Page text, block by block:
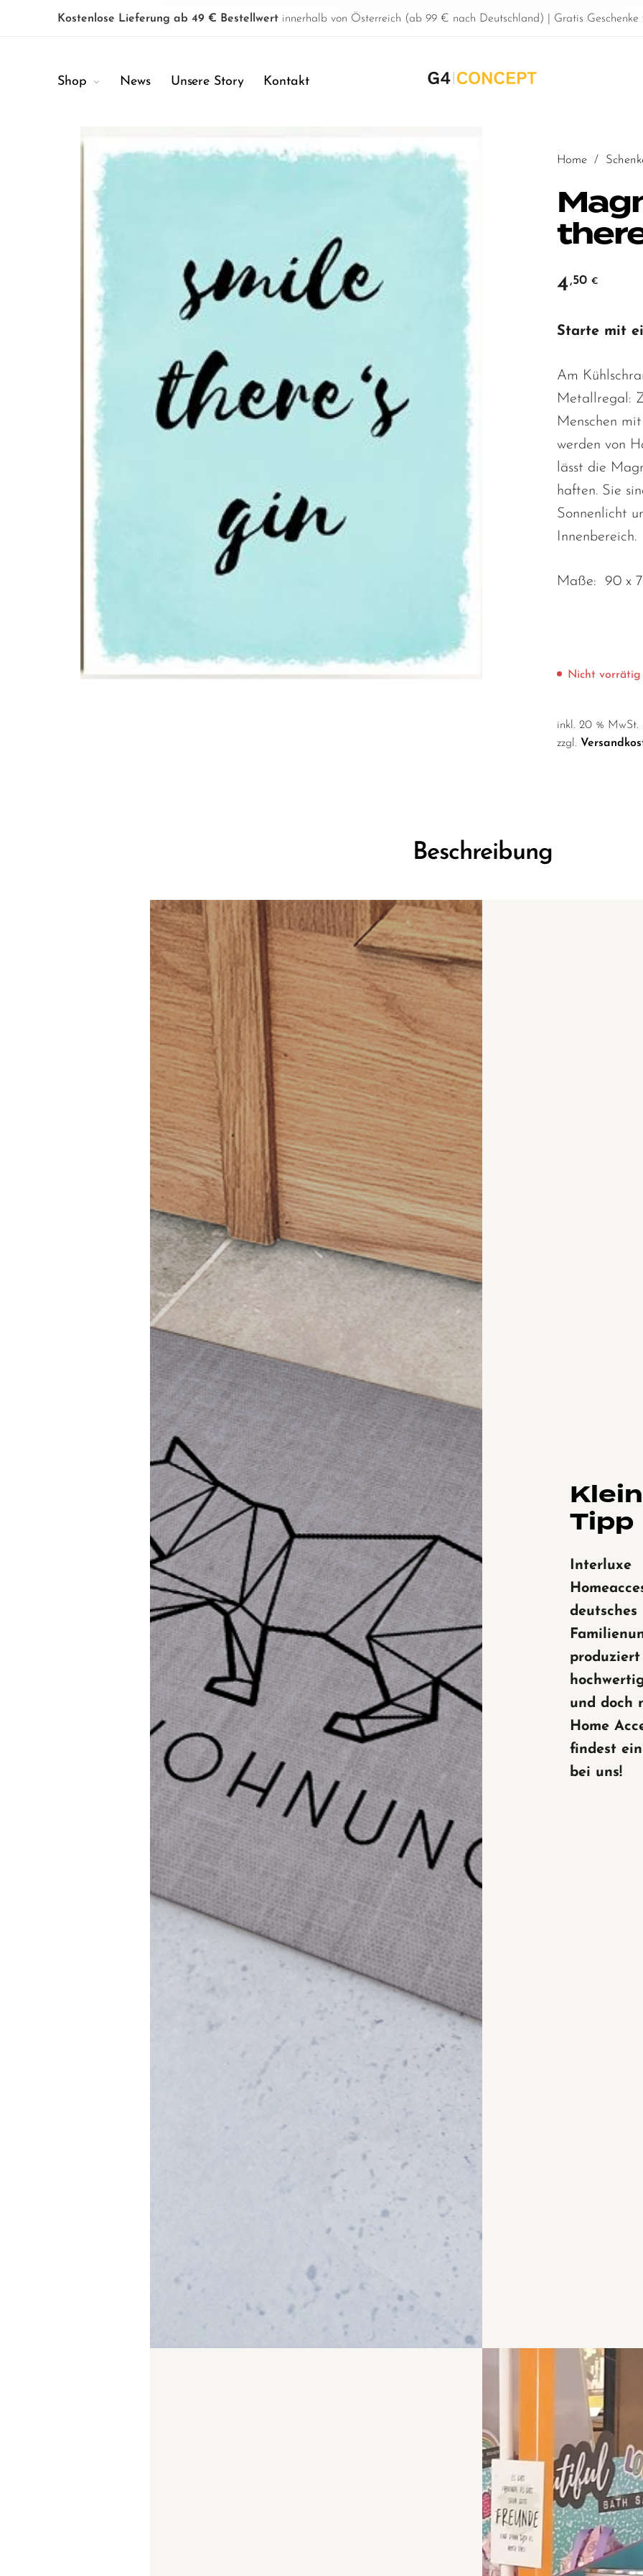
Kostenlose Lieferung ab 49 € Bestellwert innerhalb von Österreich (ab 99 € nach Deutschland) | Gratis Geschenke
Shop News Unsere Story Kontakt
Home /
4,50 €
Starte mit
Am
Metallregal:
Menschen
werden von
lässt die
haften. Sie
Sonnenlicht
Innenbereich.
Maße: 90 x
Nicht vorrätig
inkl. 20 % MwSt.
zzgl.
Beschreibung
Tipp
Interluxe
deutsches
produziert
und doch
Home
findest
bei uns!